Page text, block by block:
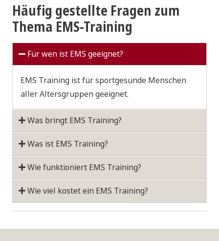
Häufig gestellte Fragen zum
Thema EMS-Training
Für wen ist EMS geeignet?
EMS Training ist für sportgesunde Menschen
aller Altersgruppen geeignet.
Was bringt EMS Training?
Was ist EMS Training?
Wie funktioniert EMS Training?
Wie viel kostet ein EMS Training?